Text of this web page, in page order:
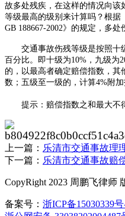
故多处残疾，在这样的情况向该
等级最高的级别来计算吗？根据
GB 188667-2002》的规定，多处
交通事故伤残等级是按照十
百分比。即十级为10% ，九级为
的，以最高者确定赔偿指数，其
数；五级至一级的，计算4%附加
提示：赔偿指数之和最大不
上一篇： 乐清市交通事故理
下一篇： 乐清市交通事故赔
CopyRight 2023 周鹏飞律师
备案号： 浙ICP备15030339号